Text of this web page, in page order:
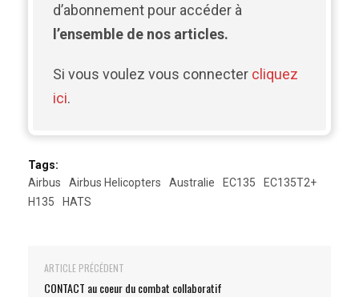
d’abonnement pour accéder à
l’ensemble de nos articles.
Si vous voulez vous connecter cliquez
ici.
Tags:
Airbus
Airbus Helicopters Australie EC135
EC135T2+
H135
HATS
ARTICLE PRÉCÉDENT
CONTACT au coeur du combat collaboratif